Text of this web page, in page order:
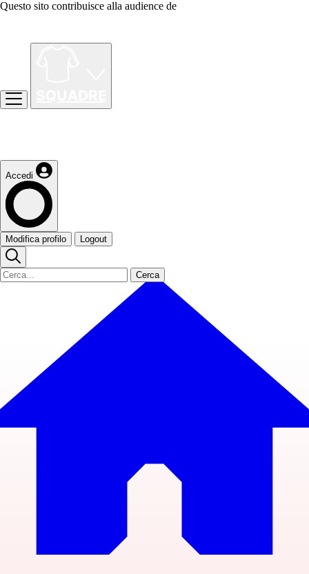
Questo sito contribuisce alla audience de
Accedi
Modifica profilo Logout
Cerca